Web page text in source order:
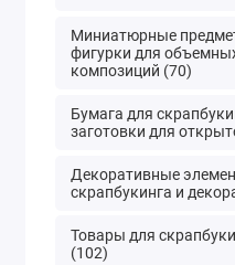
Миниатюрные
фигурки для
композиций (70)
Бумага для
заготовки для
Декоративные
скрапбукинга и
Товары для
(102)